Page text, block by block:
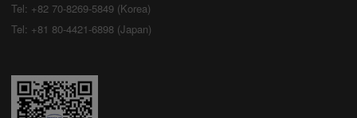
Tel: +82 70-8269-5849 (Korea)
Tel: +81 80-4421-6898 (Japan)